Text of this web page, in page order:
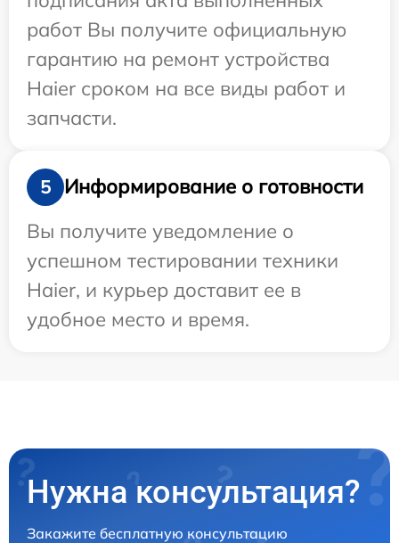
работ Вы получите официальную
гарантию на ремонт устройства
Haier сроком на все виды работ и
запчасти.
5
Информирование о готовности
Вы получите уведомление о
успешном тестировании техники
Haier, и курьер доставит ее в
удобное место и время.
Нужна консультация?
Закажите бесплатную консультацию